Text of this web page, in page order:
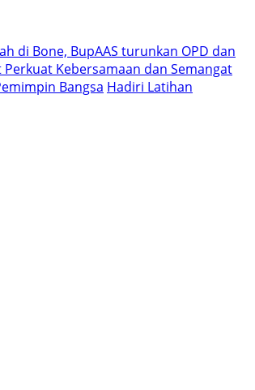
di Bone, BupAAS turunkan OPD dan
Kebersamaan dan Semangat
Bangsa Hadiri Latihan